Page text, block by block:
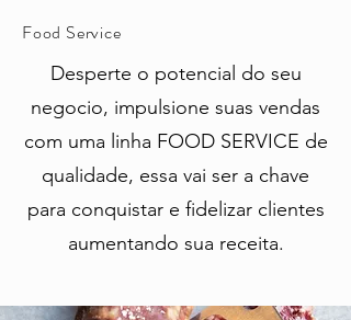
Food Service
Desperte o potencial do seu
negocio, impulsione suas vendas
com uma linha FOOD SERVICE de
qualidade, essa vai ser a chave
para conquistar e fidelizar clientes
aumentando sua receita.